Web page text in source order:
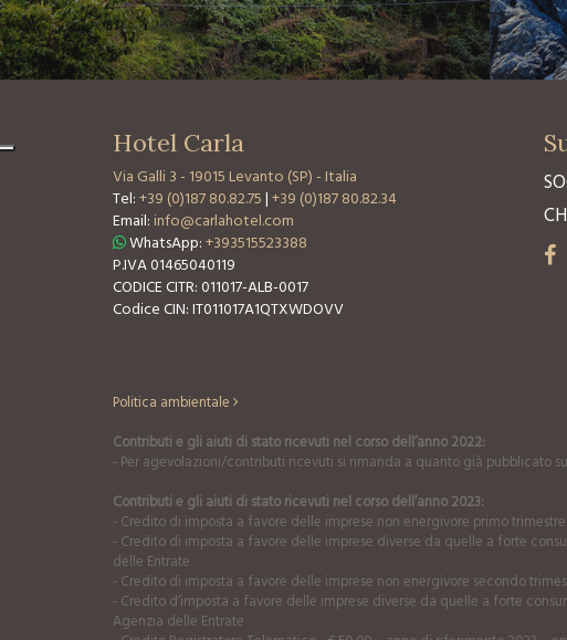
Hotel Carla
Via Galli 3- 19015 Levanto (SP) - Italia
Tel:+39 (0)187 80.82.75|+39 (0)187 80.82.34
Email: info@carlahotel.com
WhatsApp:+393515523388
P.IVA 01465040119
CODICE CITR: 011017-ALB-0017
Codice CIN: IT011017A1QTXWDOVV
Politica ambientale
Contributi e gli aiuti di stato ricevuti nel corso dell’anno 2022:
- Per agevolazioni/contributi ricevuti si rimanda a quanto già pubblicato
Contributi e gli aiuti di stato ricevuti nel corso dell’anno 2023:
- Credito di imposta a favore delle imprese non energivore primo
- Credito di imposta a favore delle imprese diverse da quelle a forte
delle Entrate
- Credito di imposta a favore delle imprese non energivore secondo
- Credito d’imposta a favore delle imprese diverse da quelle a forte
Agenzia delle Entrate